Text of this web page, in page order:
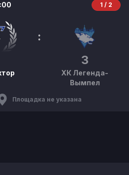
1 / 2
:
3
ХК Легенда-
Вымпел
Площадка не указана